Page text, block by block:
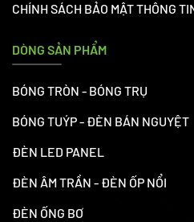
CHÍNH SÁCH BẢO MẬT THÔNG
DÒNG SẢN PHẨM
BÓNG TRÒN - BÓNG TRỤ
BÓNG TUÝP - ĐÈN BÁN NGUYỆT
ĐÈN LED PANEL
ĐÈN ÂM TRẦN - ĐÈN ỐP NỔI
ĐÈN ỐNG BƠ